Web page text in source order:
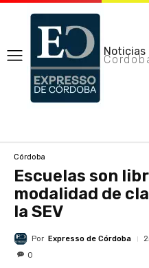
Noticias
Córdoba
Escuelas son
modalidad de
la SEV
Por Expresso de Córdoba
0